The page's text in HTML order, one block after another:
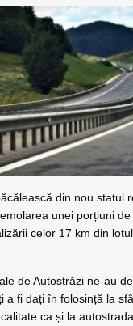
din nou
unei porțiuni
celor 17 km din
de Autostrăzi ne-au
fi dați în folosință la
ca și la